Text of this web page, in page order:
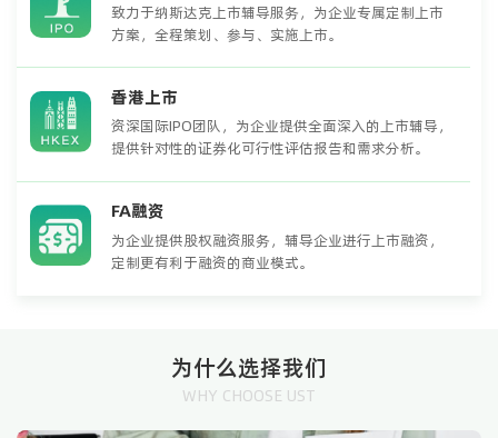
致力于纳斯达克上市辅导服务，为企业专属定制上市
方案，全程策划、参与、实施上市。
香港上市
资深国际IPO团队，为企业提供全面深入的上市辅导，
提供针对性的证券化可行性评估报告和需求分析。
FA融资
为企业提供股权融资服务，辅导企业进行上市融资，
定制更有利于融资的商业模式。
为什么选择我们
WHY CHOOSE UST